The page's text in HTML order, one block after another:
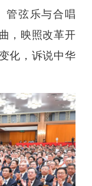
管弦乐与合唱
，映照改革开
化，诉说中华